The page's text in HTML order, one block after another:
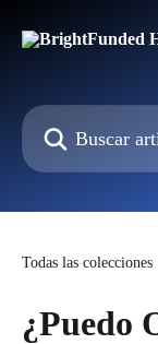
Buscar artículos...
Todas las colecciones
¿Puedo